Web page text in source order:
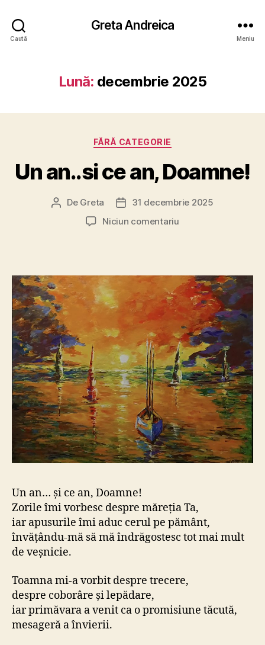
Caută
Greta Andreica
Meniu
Lună: decembrie 2025
Categorii
FĂRĂ CATEGORIE
Un an..si ce an, Doamne!
Autor
De Greta
Dată31 decembrie 2025
Niciun comentariula
Doamne!
Un an… și ce an, Doamne!
Zorile îmi vorbesc despre măreția Ta,
iar apusurile îmi aduc cerul pe pământ,
învățându-mă să mă îndrăgostesc tot mai mult
de veșnicie.
Toamna mi-a vorbit despre trecere,
despre coborâre și lepădare,
iar primăvara a venit ca o promisiune tăcută,
mesageră a învierii.